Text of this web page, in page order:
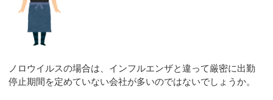
ノロウイルスの場合は、インフルエンザと違って厳密に出勤
停止期間を定めていない会社が多いのではないでしょうか。